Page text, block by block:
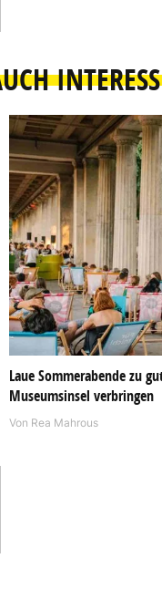
Laue Sommerabende zu
Museumsinsel verbringen
Von Rea Mahrous